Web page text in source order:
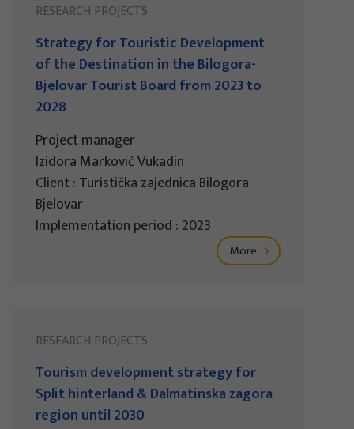
RESEARCH PROJECTS
Strategy for Touristic Development
of the Destination in the Bilogora-
Bjelovar Tourist Board from 2023 to
2028
Project manager
Izidora Marković Vukadin
Client : Turistička zajednica Bilogora
Bjelovar
Implementation period : 2023
More
RESEARCH PROJECTS
Tourism development strategy for
Split hinterland & Dalmatinska zagora
region until 2030